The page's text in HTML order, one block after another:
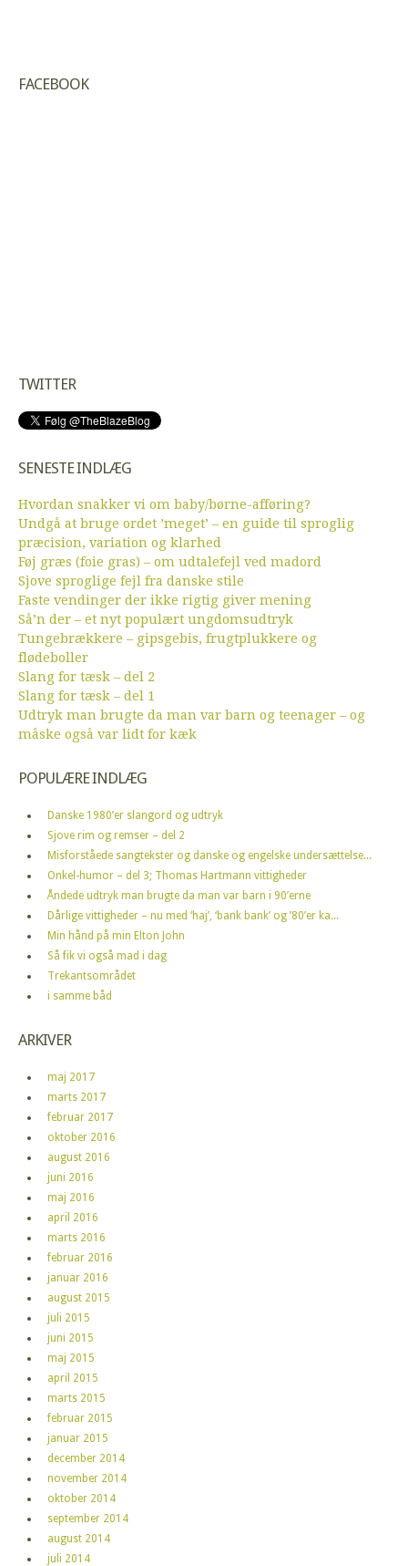
FACEBOOK
TWITTER
SENESTE INDLÆG
Hvordan snakker vi om baby/børne-afføring?
Undgå at bruge ordet ’meget’ – en guide til sproglig
præcision, variation og klarhed
Føj græs (foie gras) – om udtalefejl ved madord
Sjove sproglige fejl fra danske stile
Faste vendinger der ikke rigtig giver mening
Så’n der – et nyt populært ungdomsudtryk
Tungebrækkere – gipsgebis, frugtplukkere og
flødeboller
Slang for tæsk – del 2
Slang for tæsk – del 1
Udtryk man brugte da man var barn og teenager – og
måske også var lidt for kæk
POPULÆRE INDLÆG
Danske 1980’er slangord og udtryk
Sjove rim og remser – del 2
Misforståede sangtekster og danske og engelske undersættelse...
Onkel-humor – del 3; Thomas Hartmann vittigheder
Åndede udtryk man brugte da man var barn i 90’erne
Dårlige vittigheder – nu med ‘haj’, ‘bank bank’ og ’80’er ka...
Min hånd på min Elton John
Så fik vi også mad i dag
Trekantsområdet
i samme båd
ARKIVER
maj 2017
marts 2017
februar 2017
oktober 2016
august 2016
juni 2016
maj 2016
april 2016
marts 2016
februar 2016
januar 2016
august 2015
juli 2015
juni 2015
maj 2015
april 2015
marts 2015
februar 2015
januar 2015
december 2014
november 2014
oktober 2014
september 2014
august 2014
juli 2014